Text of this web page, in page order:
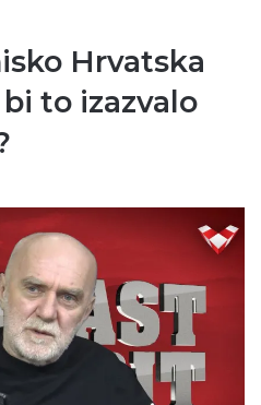
Hrvatska
to izazvalo